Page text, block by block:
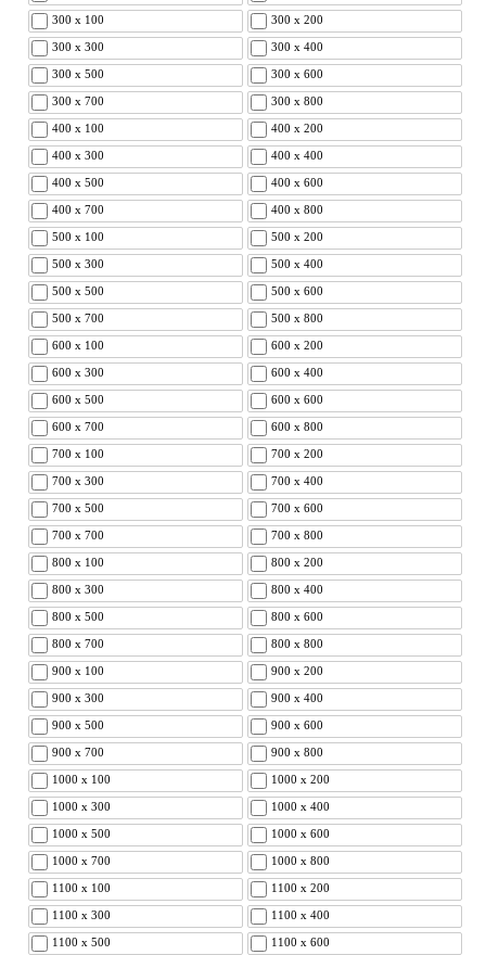
300 x 100 300 x 200
300 x 300 300 x 400
300 x 500 300 x 600
300 x 700 300 x 800
400 x 100 400 x 200
400 x 300 400 x 400
400 x 500 400 x 600
400 x 700 400 x 800
500 x 100 500 x 200
500 x 300 500 x 400
500 x 500 500 x 600
500 x 700 500 x 800
600 x 100 600 x 200
600 x 300 600 x 400
600 x 500 600 x 600
600 x 700 600 x 800
700 x 100 700 x 200
700 x 300 700 x 400
700 x 500 700 x 600
700 x 700 700 x 800
800 x 100 800 x 200
800 x 300 800 x 400
800 x 500 800 x 600
800 x 700 800 x 800
900 x 100 900 x 200
900 x 300 900 x 400
900 x 500 900 x 600
900 x 700 900 x 800
1000 x 100 1000 x 200
1000 x 300 1000 x 400
1000 x 500 1000 x 600
1000 x 700 1000 x 800
1100 x 100 1100 x 200
1100 x 300 1100 x 400
1100 x 500 1100 x 600